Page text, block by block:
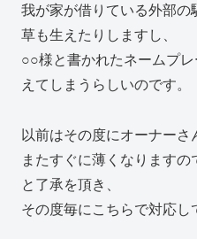
我が家が借りている外部の
草も生えたりしますし、
○○様と書かれたネームプ
えてしまうらしいのです。
以前はその度にオーナー
またすぐに薄くなります
と了承を頂き、
その度毎にこちらで対応し